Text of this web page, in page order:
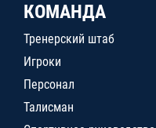
КОМАНДА
Тренерский штаб
Игроки
Персонал
Талисман